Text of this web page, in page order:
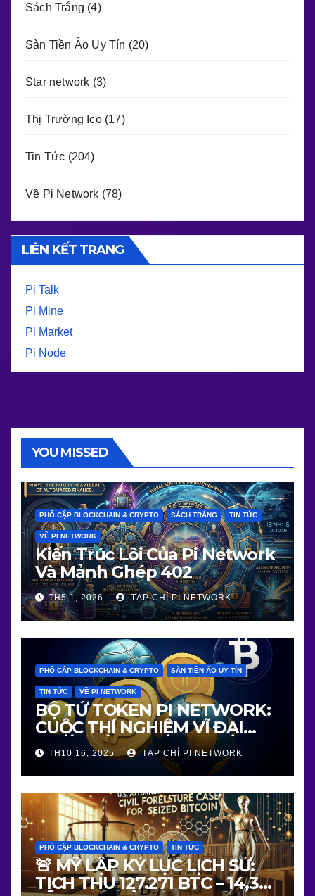
Sách Trắng (4)
Sàn Tiền Ảo Uy Tín (20)
Star network (3)
Thị Trường Ico(17)
Tin Tức (204)
Về Pi Network (78)
LIÊN KẾT TRANG
Pi Talk
Pi Mine
Pi Market
Pi Node
YOU MISSED
PHỔ CẬP BLOCKCHAIN & CRYPTO SÁCH TRẮNG TIN TỨC
VỀ PI NETWORK
Kiến Trúc Lõi Của Pi Network
Và Mảnh Ghép 402
TH5 1, 2026 TẠP CHÍ PI NETWORK
PHỔ CẬP BLOCKCHAIN & CRYPTO SÀN TIỀN ẢO UY TÍN
TIN TỨC VỀ PI NETWORK
BỘ TỨ TOKEN PI NETWORK:
CUỘC THÍ NGHIỆM VĨ ĐẠI
NHẤT VỀ BLOCKCHAIN THẬT
– NGƯỜI THẬT – GIÁ TRỊ
THẬT
TH10 16, 2025 TẠP CHÍ PI NETWORK
PHỔ CẬP BLOCKCHAIN & CRYPTO TIN TỨC
🚨 MỸ LẬP KỶ LỤC LỊCH SỬ:
TỊCH THU 127.271 BTC – 14,36